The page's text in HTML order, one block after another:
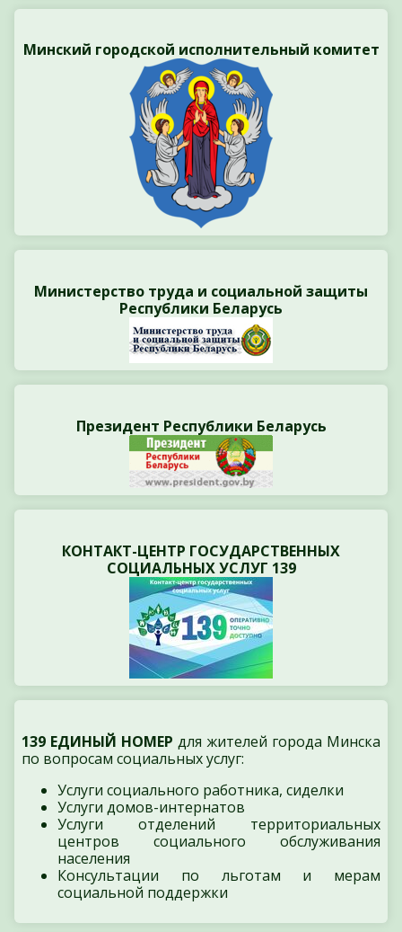
Минский городской исполнительный комитет
Министерство труда и социальной защиты
Республики Беларусь
Президент Республики Беларусь
КОНТАКТ-ЦЕНТР ГОСУДАРСТВЕННЫХ
СОЦИАЛЬНЫХ УСЛУГ 139
139 ЕДИНЫЙ НОМЕР для жителей города Минска
по вопросам социальных услуг:
Услуги социального работника, сиделки
Услуги домов-интернатов
Услуги отделений территориальных
центров социального обслуживания
населения
Консультации по льготам и мерам
социальной поддержки